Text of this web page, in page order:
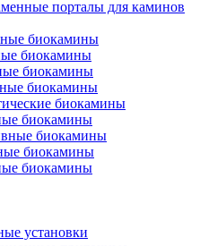
порталы для каминов
биокамины
биокамины
биокамины
биокамины
биокамины
биокамины
биокамины
биокамины
биокамины
установки